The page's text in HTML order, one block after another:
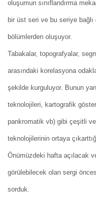
oluşumun sınıflandırma
bir üst seri ve bu seriye
bölümlerden oluşuyor.
Tabakalar, topografyalar,
arasındaki korelasyona
şekilde kurguluyor. Bunun
teknolojileri, kartografik
pankromatik vb) gibi çeşitli
teknolojilerinin ortaya
Önümüzdeki hafta açılacak
görülebilecek olan sergi
sorduk.